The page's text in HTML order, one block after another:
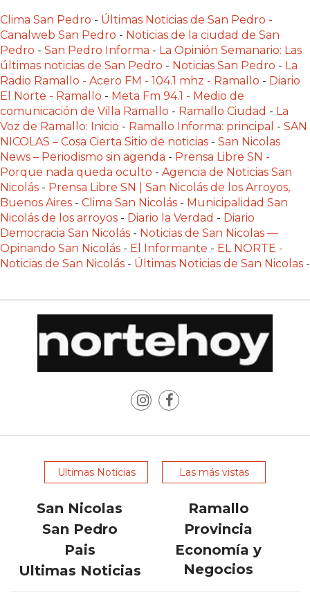
WHATSAPP?
COMPARATIVA
DE
LAS
PRINCIPALES
OPCIONES
CHANGUITO
PRESENTA
UNA
ALTERNATIVA
A
Y
MAXIREST
GESTIONAR
RESTAURANTES
CATÁLOGO
NUEVA
CHANGUITO
AUMENTAR
Clima San Pedro - Últimas Noticias de San Pedro -
Canalweb San Pedro - Noticias de la ciudad de San
Pedro - San Pedro Informa - La Opinión Semanario: Las
últimas noticias de San Pedro - Noticias San Pedro - La
Radio Ramallo - Acero FM - 104.1 mhz - Ramallo - Diario
El Norte - Ramallo - Meta Fm 94.1 - Medio de
comunicación de Villa Ramallo - Ramallo Ciudad - La
Voz de Ramallo: Inicio - Ramallo Informa: principal - SAN
NICOLAS – Cosa Cierta Sitio de noticias - San Nicolas
News – Periodismo sin agenda - Prensa Libre SN -
Porque nada queda oculto - Agencia de Noticias San
Nicolás - Prensa Libre SN | San Nicolás de los Arroyos,
Buenos Aires - Clima San Nicolás - Municipalidad San
Nicolás de los arroyos - Diario la Verdad - Diario
Democracia San Nicolás - Noticias de San Nicolas —
Opinando San Nicolás - El Informante - EL NORTE -
Noticias de San Nicolás - Últimas Noticias de San Nicolas -
Ultimas Noticias Las más vistas
San Nicolas
Ramallo
San Pedro
Provincia
Pais
Economía y
Negocios
Ultimas Noticias